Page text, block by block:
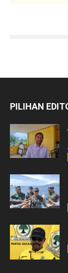
PILIHAN